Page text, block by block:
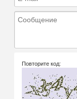
Сообщение
Повторите код: